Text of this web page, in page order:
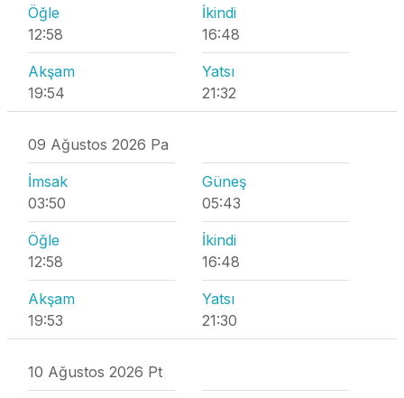
Öğle
12:58
İkindi
16:48
Akşam
19:54
Yatsı
21:32
09 Ağustos 2026 Pa
İmsak
03:50
Güneş
05:43
Öğle
12:58
İkindi
16:48
Akşam
19:53
Yatsı
21:30
10 Ağustos 2026 Pt